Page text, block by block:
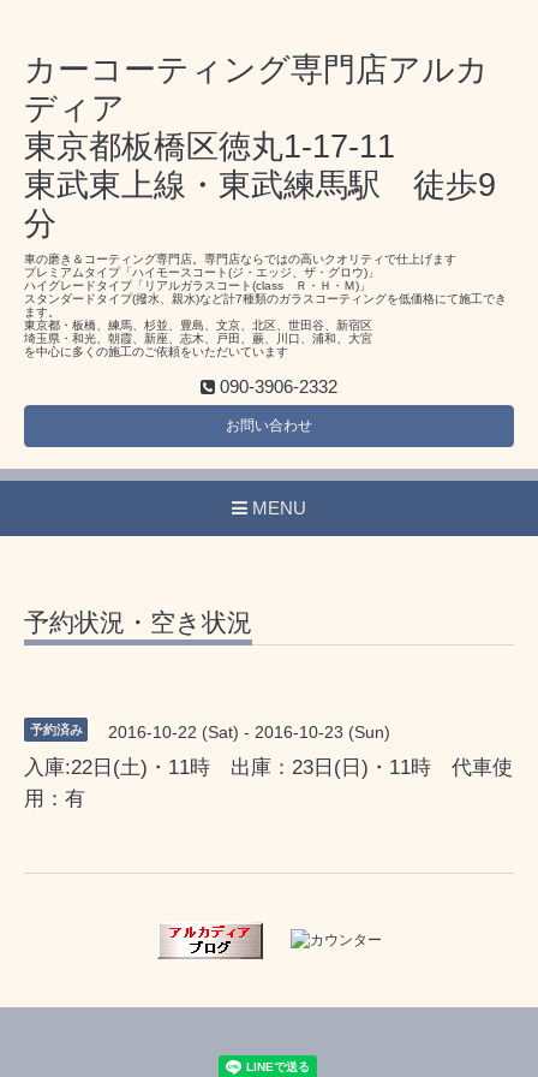
カーコーティング専門店アルカ
ディア
東京都板橋区徳丸1-17-11
東武東上線・東武練馬駅 徒歩9
分
車の磨き＆コーティング専門店。専門店ならではの高いクオリティで仕上げます
プレミアムタイプ「ハイモースコート(ジ・エッジ、ザ・グロウ)」
ハイグレードタイプ「リアルガラスコート(class Ｒ・Ｈ・Ｍ)」
スタンダードタイプ(撥水、親水)など計7種類のガラスコーティングを低価格にて施工でき
ます。
東京都・板橋、練馬、杉並、豊島、文京、北区、世田谷、新宿区
埼玉県・和光、朝霞、新座、志木、戸田、蕨、川口、浦和、大宮
を中心に多くの施工のご依頼をいただいています
090-3906-2332
お問い合わせ
MENU
予約状況・空き状況
予約済み 2016-10-22 (Sat) - 2016-10-23 (Sun)
入庫:22日(土)・11時 出庫：23日(日)・11時 代車使
用：有